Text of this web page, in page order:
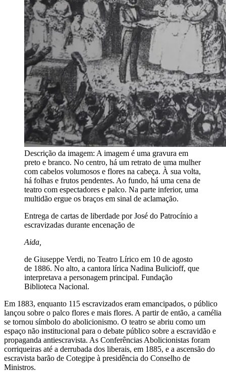
Descrição da imagem: A imagem é uma gravura em
preto e branco. No centro, há um retrato de uma mulher
com cabelos volumosos e flores na cabeça. À sua volta,
há folhas e frutos pendentes. Ao fundo, há uma cena de
teatro com espectadores e palco. Na parte inferior, uma
multidão ergue os braços em sinal de aclamação.
Entrega de cartas de liberdade por José do Patrocínio a
escravizadas durante encenação de
Aida,
de Giuseppe Verdi, no Teatro Lírico em 10 de agosto
de 1886. No alto, a cantora lírica Nadina Bulicioff, que
interpretava a personagem principal. Fundação
Biblioteca Nacional.
Em 1883, enquanto 115 escravizados eram emancipados, o público
lançou sobre o palco flores e mais flores. A partir de então, a camélia
se tornou símbolo do abolicionismo. O teatro se abriu como um
espaço não institucional para o debate público sobre a escravidão e
propaganda antiescravista. As Conferências Abolicionistas foram
corriqueiras até a derrubada dos liberais, em 1885, e a ascensão do
escravista barão de Cotegipe à presidência do Conselho de
Ministros.